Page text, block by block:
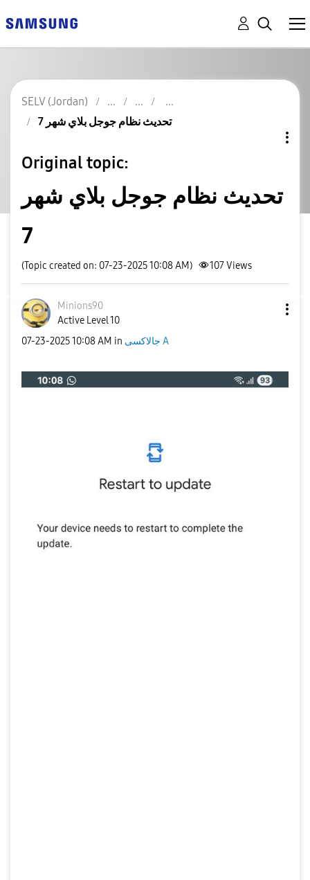
SELV (Jordan)
تحديث نظام جوجل بلاي شهر 7
Original topic:
تحديث نظام جوجل بلاي شهر
7
(Topic created on: 07-23-2025 10:08 AM) 107Views
Minions90
Active Level 10
‎07-23-202510:08 AM in جالاكسى A